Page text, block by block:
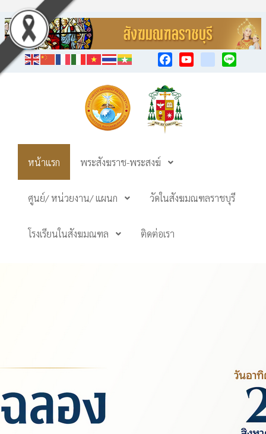
หน้าแรก พระสังฆราช-พระสงฆ์
ศูนย์/ หน่วยงาน/ แผนก วัดในสังฆมณฑลราชบุรี
โรงเรียนในสังฆมณฑล ติดต่อเรา